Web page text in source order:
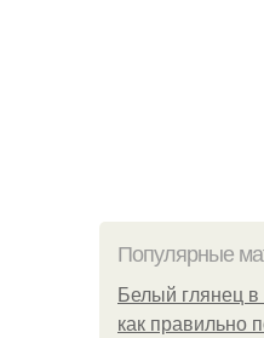
Популярные
Белый глянец в
как правильно